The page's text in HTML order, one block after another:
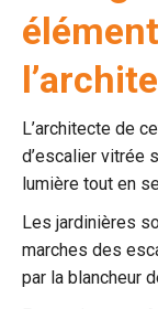
L’architecte de
d’escalier vitrée
lumière tout en
Les jardinières
marches des
par la blancheur